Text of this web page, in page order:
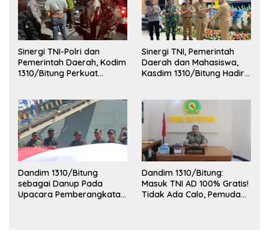
Sinergi TNI-Polri dan
Pemerintah Daerah, Kodim
1310/Bitung Perkuat
Sinergi TNI, Pemerintah
Daerah dan Mahasiswa,
Kasdim 1310/Bitung Hadiri
Kota Bitung
Dandim 1310/Bitung
sebagai Danup Pada
Upacara Pemberangkatan
Dandim 1310/Bitung:
Masuk TNI AD 100% Gratis!
Tidak Ada Calo, Pemuda